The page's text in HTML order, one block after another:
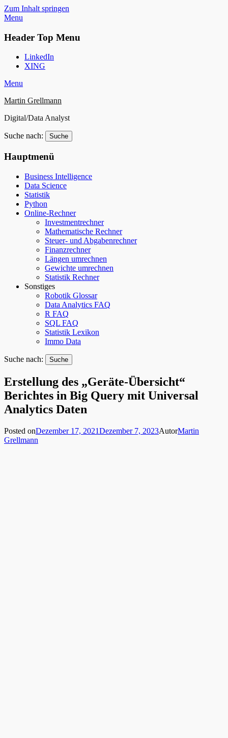
Zum Inhalt springen
Menu
Header Top Menu
LinkedIn
XING
Menu
Martin Grellmann
Digital/Data Analyst
Suche nach:
Hauptmenü
Business Intelligence
Data Science
Statistik
Python
Online-Rechner
Investmentrechner
Mathematische Rechner
Steuer- und Abgabenrechner
Finanzrechner
Längen umrechnen
Gewichte umrechnen
Statistik Rechner
Sonstiges
Robotik Glossar
Data Analytics FAQ
R FAQ
SQL FAQ
Statistik Lexikon
Immo Data
Suche nach:
Erstellung des „Geräte-Übersicht“
Berichtes in Big Query mit Universal
Analytics Daten
Posted onDezember 17, 2021Dezember 7, 2023AutorMartin
Grellmann